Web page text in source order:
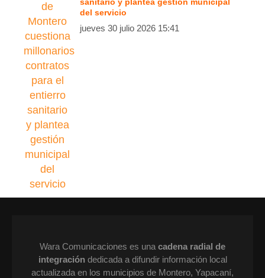
del servicio
jueves 30 julio 2026 15:41
Wara Comunicaciones es una cadena radial de
integracióndedicada a difundir información local
actualizada en los municipios de Montero, Yapacaní,